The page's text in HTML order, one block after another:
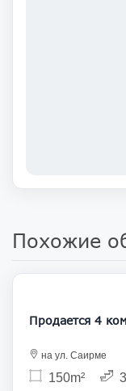
Похожие
на ул. Саирме
150m² 3